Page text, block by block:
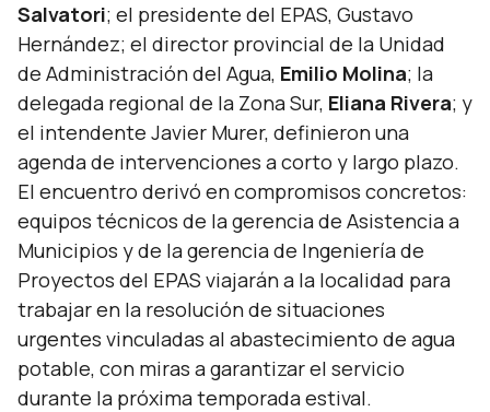
Salvatori; el presidente del EPAS, Gustavo
Hernández; el director provincial de la Unidad
de Administración del Agua, Emilio Molina; la
delegada regional de la Zona Sur, Eliana Rivera; y
el intendente Javier Murer, definieron una
agenda de intervenciones a corto y largo plazo.
El encuentro derivó en compromisos concretos:
equipos técnicos de la gerencia de Asistencia a
Municipios y de la gerencia de Ingeniería de
Proyectos del EPAS viajarán a la localidad para
trabajar en la resolución de situaciones
urgentes vinculadas al abastecimiento de agua
potable, con miras a garantizar el servicio
durante la próxima temporada estival.